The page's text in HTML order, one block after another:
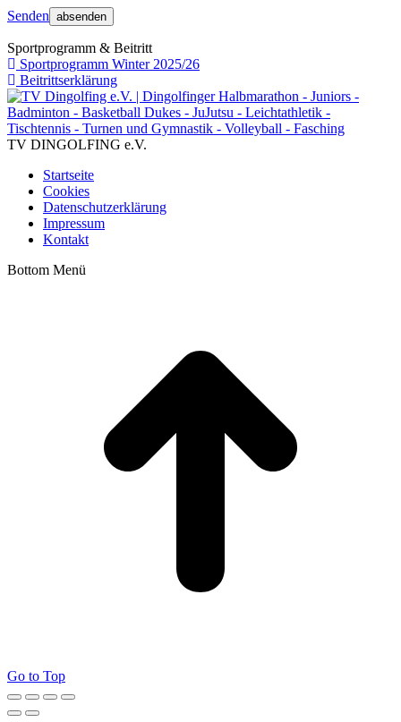
Senden
Sportprogramm & Beitritt
Sportprogramm Winter 2025/26
Beitrittserklärung
TV DINGOLFING e.V.
Startseite
Cookies
Datenschutzerklärung
Impressum
Kontakt
Bottom Menü
Go to Top